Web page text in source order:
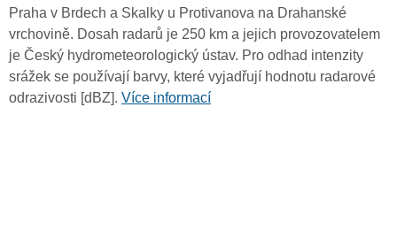
Praha v Brdech a Skalky u Protivanova na Drahanské
vrchovině. Dosah radarů je 250 km a jejich provozovatelem
je Český hydrometeorologický ústav. Pro odhad intenzity
srážek se používají barvy, které vyjadřují hodnotu radarové
odrazivosti [dBZ]. Více informací